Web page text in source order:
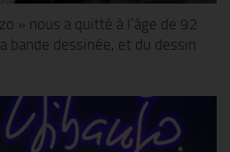
» nous a quitté à l’âge de 92
bande dessinée, et du dessin